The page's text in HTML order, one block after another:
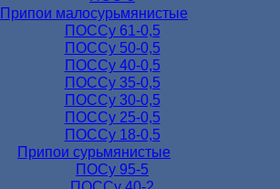
Припои малосурьмянистые
ПОССу 61-0,5
ПОССу 50-0,5
ПОССу 40-0,5
ПОССу 35-0,5
ПОССу 30-0,5
ПОССу 25-0,5
ПОССу 18-0,5
Припои сурьмянистые
ПОСу 95-5